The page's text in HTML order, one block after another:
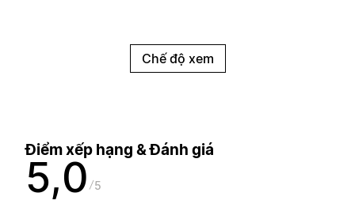
Chế độ xem
Điểm xếp hạng & Đánh giá
5,0 5